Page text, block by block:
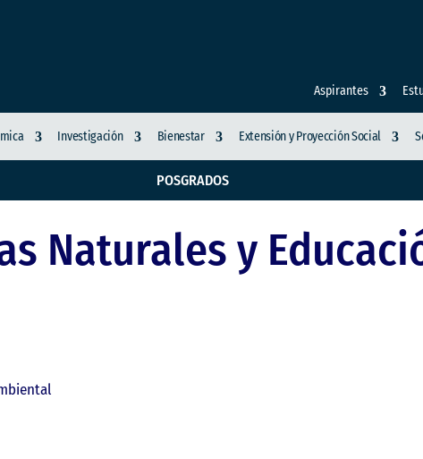
Aspirantes
Investigación Bienestar Extensión y Proyección Social
POSGRADOS
Naturales y